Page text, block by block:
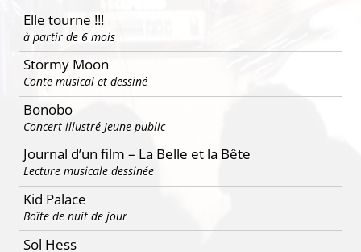
Elle tourne !!!
à partir de 6 mois
Stormy Moon
Conte musical et dessiné
Bonobo
Concert illustré Jeune public
Journal d’un film – La Belle et la Bête
Lecture musicale dessinée
Kid Palace
Boîte de nuit de jour
Sol Hess